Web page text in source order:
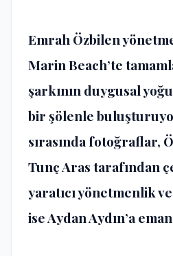
Emrah Özbilen
Marin Beach’te
şarkının duygusal
bir şölenle
sırasında fotoğraflar,
Tunç Aras tarafından
yaratıcı yönetmenlik
ise Aydan Aydın’a